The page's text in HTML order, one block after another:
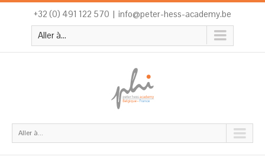
+32 (0) 491 122 570 | info@peter-hess-academy.be
Aller à...
Aller à...